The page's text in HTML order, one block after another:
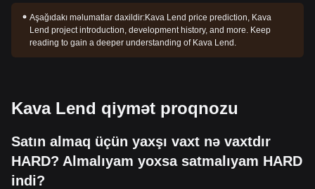
Aşağıdakı məlumatlar daxildir:Kava Lend price prediction, Kava
Lend project introduction, development history, and more. Keep
reading to gain a deeper understanding of Kava Lend.
Kava Lend qiymət proqnozu
Satın almaq üçün yaxşı vaxt nə vaxtdır
HARD? Almalıyam yoxsa satmalıyam HARD
indi?